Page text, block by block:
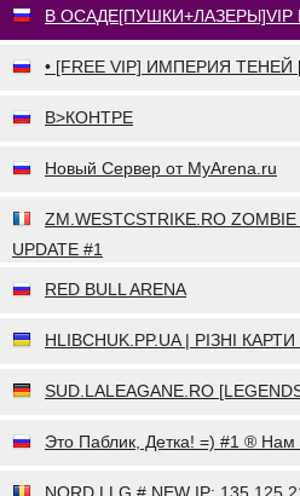
В ОСАДЕ[ПУШКИ+ЛАЗЕРЫ]VIP
• [FREE VIP] ИМПЕРИЯ ТЕНЕЙ
В>КОНТРЕ
Новый Сервер от MyArena.ru
ZM.WESTCSTRIKE.RO
UPDATE #1
RED BULL ARENA
HLIBCHUK.PP.UA | РІЗНІ
SUD.LALEAGANE.RO
Это Паблик, Детка! =) #1 ®
NORD LLG # NEW IP: